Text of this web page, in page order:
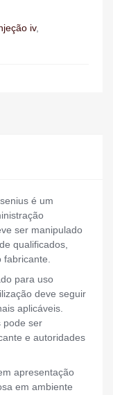
iv,
é um
ser manipulado
qualificados,
fabricante.
para uso
deve seguir
aplicáveis.
pode ser
e autoridades
apresentação
em ambiente